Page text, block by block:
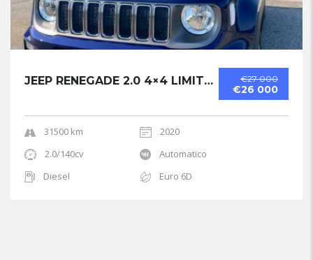
€27 000
€26 000
JEEP RENEGADE 2.0 4×4 LIMITED
31500 km
2020
2.0/140cv
Automatico
Diesel
Euro 6D